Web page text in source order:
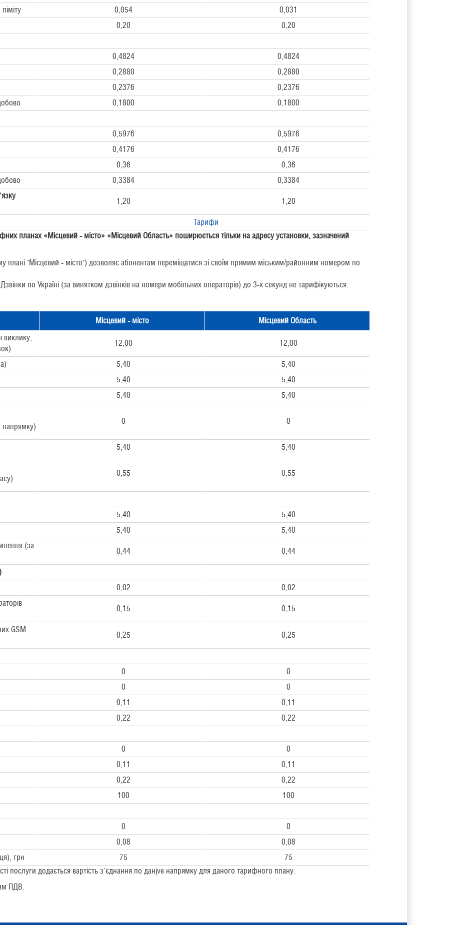
0,054
0,031
0,20
0,20
0,4824
0,4824
0,2880
0,2880
0,2376
0,2376
0,1800
0,1800
0,5976
0,5976
0,4176
0,4176
0,36
0,36
0,3384
0,3384
1,20 1,20
Тарифи
планах «Місцевий - місто» «Місцевий Область» поширюється тільки на адресу установки, зазначений
плані "Місцевий - місто") дозволяє абонентам переміщатися зі своїм прямим міським/районним номером по
по Україні (за винятком дзвінків на номери мобільних операторів) до 3-х секунд не тарифікуються.
Місцевий - місто
Місцевий Область
виклику,
12,00 12,00
5,40
5,40
5,40
5,40
5,40
5,40
напрямку)
0 0
5,40
5,40
0,55 0,55
5,40
5,40
5,40
5,40
(за
0,44 0,44
0,02
0,02
0,15 0,15
GSM
0,25 0,25
0
0
0
0
0,11
0,11
0,22
0,22
0
0
0,11
0,11
0,22
0,22
100
100
0
0
0,08
0,08
грн
75
75
послуги додається вартість з'єднання по данjve напрямку для даного тарифного плану.
ПДВ.